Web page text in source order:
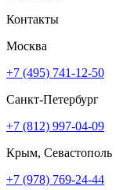
Контакты
Москва
+7 (495) 741-12-50
Санкт-Петербург
+7 (812) 997-04-09
Крым, Севастополь
+7 (978) 769-24-44